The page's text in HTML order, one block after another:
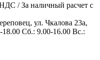
/ За наличный расчет с
ул. Чкалова 23а,
Сб.: 9.00-16.00 Вс.: